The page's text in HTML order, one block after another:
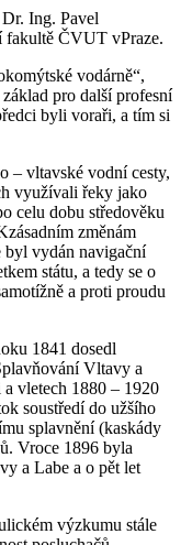
Ing. Pavel
fakultě ČVUT vPraze.
vodárně“,
pro další profesní
byli voraři, a tím si
– vltavské vodní cesty,
využívali řeky jako
celu dobu středověku
změnám
byl vydán navigační
státu, a tedy se o
a proti proudu
1841 dosedl
Vltavy a
vletech 1880 – 1920
soustředí do užšího
splavnění (kaskády
Vroce 1896 byla
a Labe a o pět let
výzkumu stále